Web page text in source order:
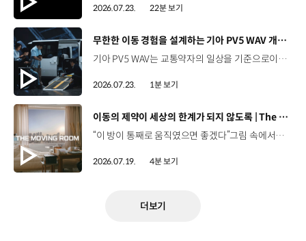
2026.07.23. 22분 보기
[동영상]
무한한 이동 경험을 설계하는 기아 PV5 WAV 개발 스토리 | The Moving Room
기아 PV5 WAV는 교통약자의 일상을 기준으로이동 과정을 다시 설계했습니다. 탑승자의 목적에 맞게 확장되는 모빌리티, PV5 WAV 개발 스토리를 영상으로 확인해 보세요. #현대자동차그룹 #TheMovingRoom #기아 #PV5 #PV5WAV #PBV #목적기반모빌리티
2026.07.23. 1분 보기
[동영상]
이동의 제약이 세상의 한계가 되지 않도록 | The Moving Room
“이 방이 통째로 움직였으면 좋겠다”그림 속에서만 그리던 여행이 현실이 되기까지 기아 PV5 WAV는 필요한 의료 장비를 싣고가족과 한 공간에서 함께 떠날 수 있도록이동의 경험을 다시 설계했습니다. 같은 풍경을 보고, 같은 순간을 나누는 일현대자동차그룹은 모두를 위한 이동을 만들어갑니다. #현대자동차그룹 #TheMovingRoom #PV5 #기아 #목적기반모빌리티 #PV5WAV #PBV
2026.07.19. 4분 보기
더보기